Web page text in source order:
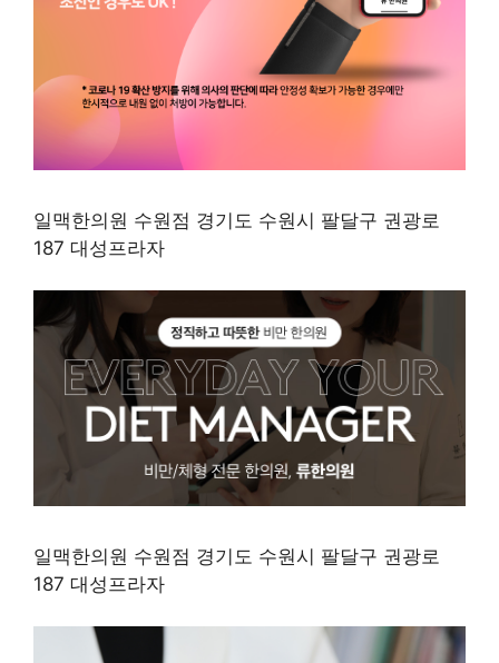
일맥한의원 수원점 경기도 수원시 팔달구 권광로
187 대성프라자
일맥한의원 수원점 경기도 수원시 팔달구 권광로
187 대성프라자